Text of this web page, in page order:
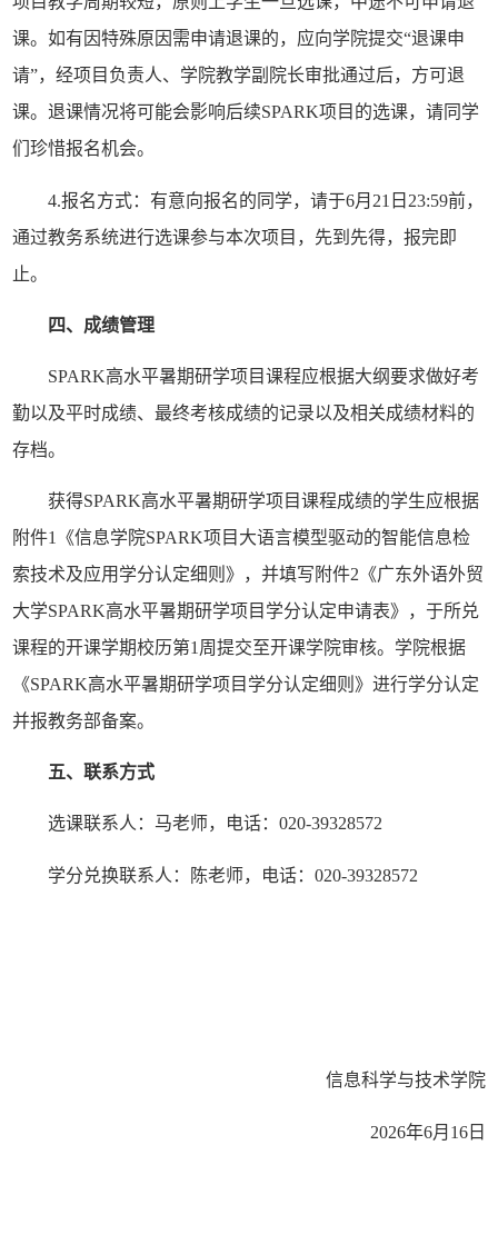
课。如有因特殊原因需申请退课的，应向学院提交“退课申
请”，经项目负责人、学院教学副院长审批通过后，方可退
课。退课情况将可能会影响后续SPARK项目的选课，请同学
们珍惜报名机会。
4.报名方式：有意向报名的 同学，请于6月 21 日 23:59前，
通过教务系统进行选课参与本次项目 ，先到先得，报完即
止。
四、成绩管理
SPARK高水平暑期研学项目课程应根据大纲要求做好考
勤以及平时成绩、最终考核成绩的记录以及相关成绩材料的
存档。
获得SPARK高水平暑期研学项目课程成绩的学生应根据
附件1 《信息学院SPARK项目大语言模型驱动的智能信息检
索技术及应用学分认定细则》 ，并填写附件2《广东外语外贸
大学SPARK高水平暑期研学项目学分认定申请表》，于所兑
课程的开课学期校历第1周提交至开课学院审核。学院根据
《SPARK高水平暑期研学项目学分认定细则》进行学分认定
并报教务部备案。
五、联系方式
选课联系人： 马老师，电话：020-39328572
学分兑换联系人：陈老师，电话：020-39328572
信息科学与技术学院
2026年6月16日